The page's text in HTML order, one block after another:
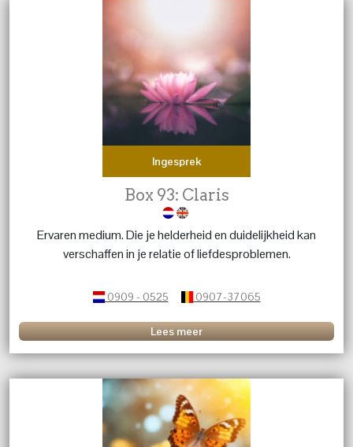
Ingesprek
Box 93: Claris
Ervaren medium. Die je helderheid en duidelijkheid kan
verschaffen in je relatie of liefdesproblemen.
0909 - 0525 0907-37065
Lees meer